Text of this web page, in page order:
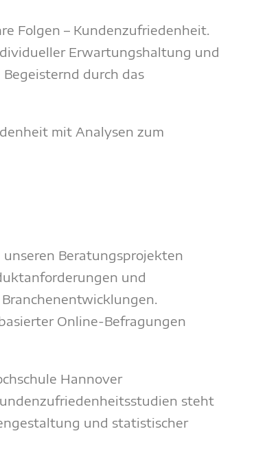
Folgen – Kundenzufriedenheit.
Erwartungshaltung und
durch das
mit Analysen zum
Beratungsprojekten
und
Online-Befragungen
Hannover
steht
und statistischer